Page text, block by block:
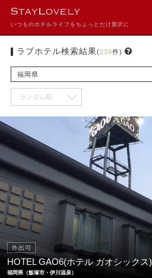
いつものホテルライフをちょっとだけ贅沢に
ラブホテル検索結果(239件)
福岡県
HOTEL GAO6(ホテル ガオシックス)
福岡県（飯塚市・伊川温泉）